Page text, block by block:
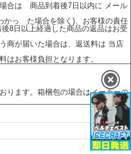
合は 商品到着後7日以内に メール
かっ た場合を除く)、お客様の責任
8日以上経過した商品の返品はお受
商が届いた場合は、返送料は 当店
はお客様負担となります。
ります。箱梱包の場合はメーカーの